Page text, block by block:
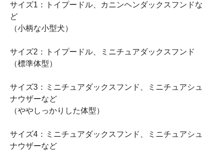
サイズ1：トイプードル、カニンヘンダックスフンドな
ど
（小柄な小型犬）
サイズ2：トイプードル、ミニチュアダックスフンド
（標準体型）
サイズ3：ミニチュアダックスフンド、ミニチュアシュ
ナウザーなど
（ややしっかりした体型）
サイズ4：ミニチュアダックスフンド、ミニチュアシュ
ナウザーなど